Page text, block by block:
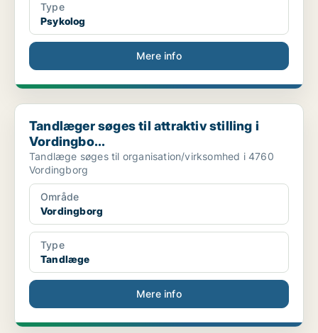
Type
Psykolog
Mere info
Tandlæger søges til attraktiv stilling i Vordingbo...
Tandlæger søges til attraktiv stilling i
Vordingbo...
Tandlæge søges til organisation/virksomhed i 4760
Vordingborg
Område
Vordingborg
Type
Tandlæge
Mere info